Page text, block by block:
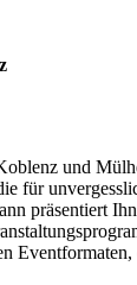
und
für
präsentiert